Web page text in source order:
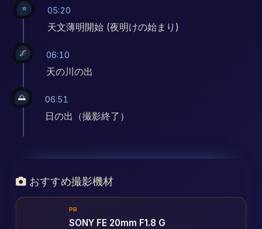
⭐ 05:20
天文薄明開始 (夜明けの始まり)
🌌 06:10
天の川の出
🌅 06:51
日の出（撮影終了）
おすすめ撮影機材
PR
SONY FE 20mm F1.8 G